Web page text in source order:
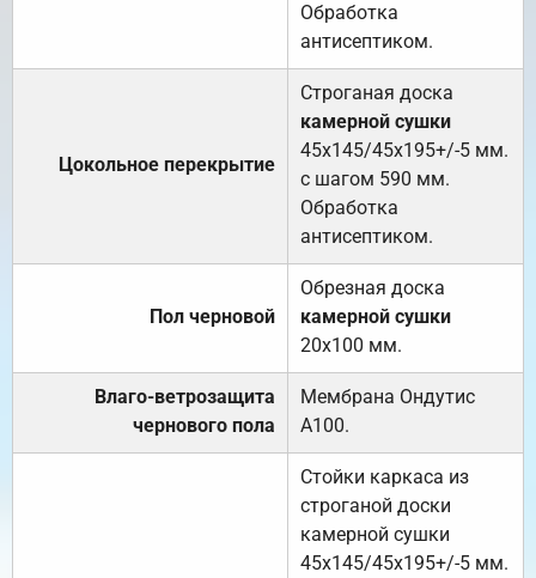
Обработка
антисептиком.
Цокольное перекрытие
Строганая доска
камерной сушки
45х145/45х195+/-5 мм.
с шагом 590 мм.
Обработка
антисептиком.
Пол черновой
Обрезная доска
камерной сушки
20х100 мм.
Влаго-ветрозащита
чернового пола
Мембрана Ондутис
А100.
Стойки каркаса из
строганой доски
камерной сушки
45х145/45х195+/-5 мм.